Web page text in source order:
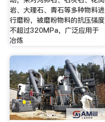
岩、大理石、青石等多种物料进
行磨粉，被磨粉物料的抗压强度
不超过320MPa，广泛应用于
冶炼